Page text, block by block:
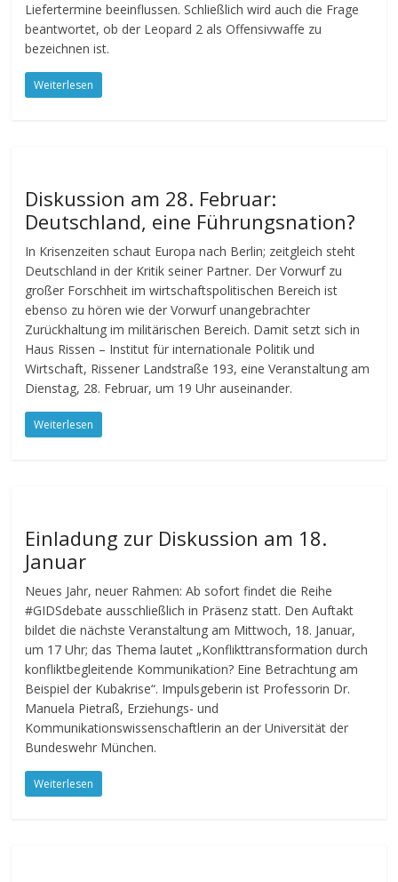
Liefertermine beeinflussen. Schließlich wird auch die Frage
beantwortet, ob der Leopard 2 als Offensivwaffe zu
bezeichnen ist.
Weiterlesen
Diskussion am 28. Februar:
Deutschland, eine Führungsnation?
In Krisenzeiten schaut Europa nach Berlin; zeitgleich steht
Deutschland in der Kritik seiner Partner. Der Vorwurf zu
großer Forschheit im wirtschaftspolitischen Bereich ist
ebenso zu hören wie der Vorwurf unangebrachter
Zurückhaltung im militärischen Bereich. Damit setzt sich in
Haus Rissen – Institut für internationale Politik und
Wirtschaft, Rissener Landstraße 193, eine Veranstaltung am
Dienstag, 28. Februar, um 19 Uhr auseinander.
Weiterlesen
Einladung zur Diskussion am 18.
Januar
Neues Jahr, neuer Rahmen: Ab sofort findet die Reihe
#GIDSdebate ausschließlich in Präsenz statt. Den Auftakt
bildet die nächste Veranstaltung am Mittwoch, 18. Januar,
um 17 Uhr; das Thema lautet „Konflikttransformation durch
konfliktbegleitende Kommunikation? Eine Betrachtung am
Beispiel der Kubakrise“. Impulsgeberin ist Professorin Dr.
Manuela Pietraß, Erziehungs- und
Kommunikationswissenschaftlerin an der Universität der
Bundeswehr München.
Weiterlesen